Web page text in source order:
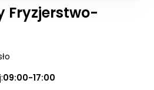
Fryzjerstwo-
09:00-17:00